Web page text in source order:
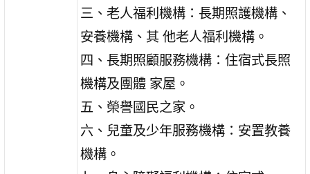
三、老人福利機構：長期照護機構、
安養機構、其 他老人福利機構。
四、長期照顧服務機構：住宿式長照
機構及團體 家屋。
五、榮譽國民之家。
六、兒童及少年服務機構：安置教養
機構。